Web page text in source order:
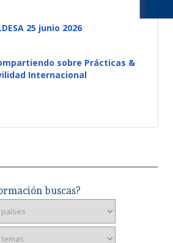
25 junio 2026
sobre Prácticas &
Internacional
buscas?